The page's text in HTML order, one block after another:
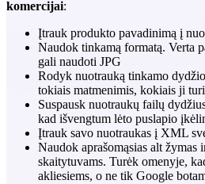
komercijai:
Įtrauk produkto pavadinimą į
Naudok tinkamą formatą. Verta
gali naudoti JPG
Rodyk nuotrauką tinkamo
tokiais matmenimis, kokiais ji
Suspausk nuotraukų failų
kad išvengtum lėto puslapio
Įtrauk savo nuotraukas į XML
Naudok aprašomąsias alt žymas
skaitytuvams. Turėk omenyje,
akliesiems, o ne tik Google